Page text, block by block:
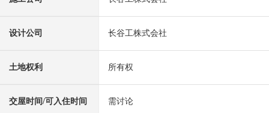
设计公司 长谷工株式会社
土地权利 所有权
交屋时间/可入住时间 需讨论